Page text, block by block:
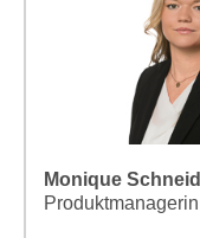
Monique